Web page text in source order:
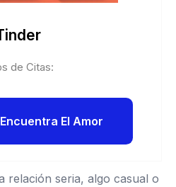
de Citas:
El Amor
relación seria, algo casual o